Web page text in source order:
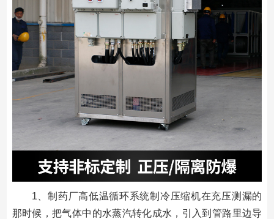
1、制药厂高低温循环系统制冷压缩机在充压测漏的
那时候，把气体中的水蒸汽转化成水，引入到管路里边导